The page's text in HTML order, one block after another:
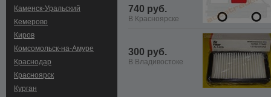
Каменск-Уральский
Кемерово
Киров
Комсомольск-на-Амуре
Краснодар
Красноярск
Курган
740 руб.
В Красноярске
300 руб.
В Владивостоке